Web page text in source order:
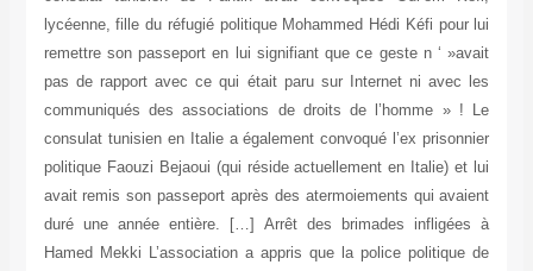
lycéenne, fille du réfugié politique Mohammed Hédi Kéfi pour lui
remettre son passeport en lui signifiant que ce geste n ‘ »avait
pas de rapport avec ce qui était paru sur Internet ni avec les
communiqués des associations de droits de l’homme » ! Le
consulat tunisien en Italie a également convoqué l’ex prisonnier
politique Faouzi Bejaoui (qui réside actuellement en Italie) et lui
avait remis son passeport après des atermoiements qui avaient
duré une année entière. […] Arrêt des brimades infligées à
Hamed Mekki L’association a appris que la police politique de